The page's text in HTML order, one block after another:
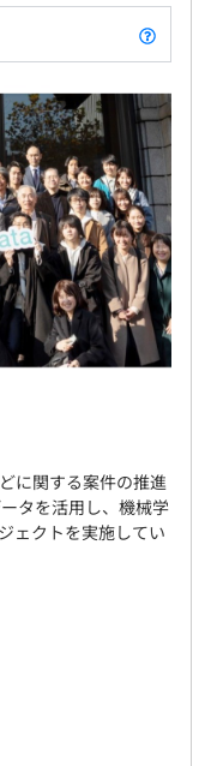
に関する案件の推進
タを活用し、機械学
ェクトを実施してい